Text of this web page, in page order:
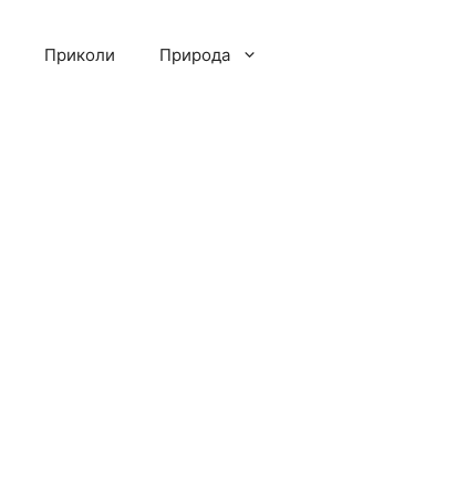
Приколи Природа